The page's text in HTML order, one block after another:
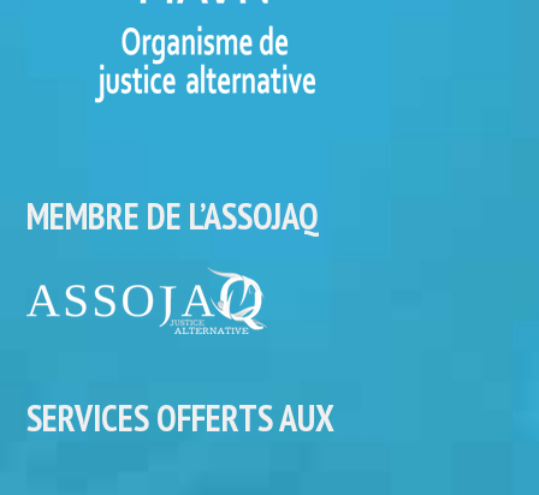
MEMBRE DE L’ASSOJAQ
SERVICES OFFERTS AUX